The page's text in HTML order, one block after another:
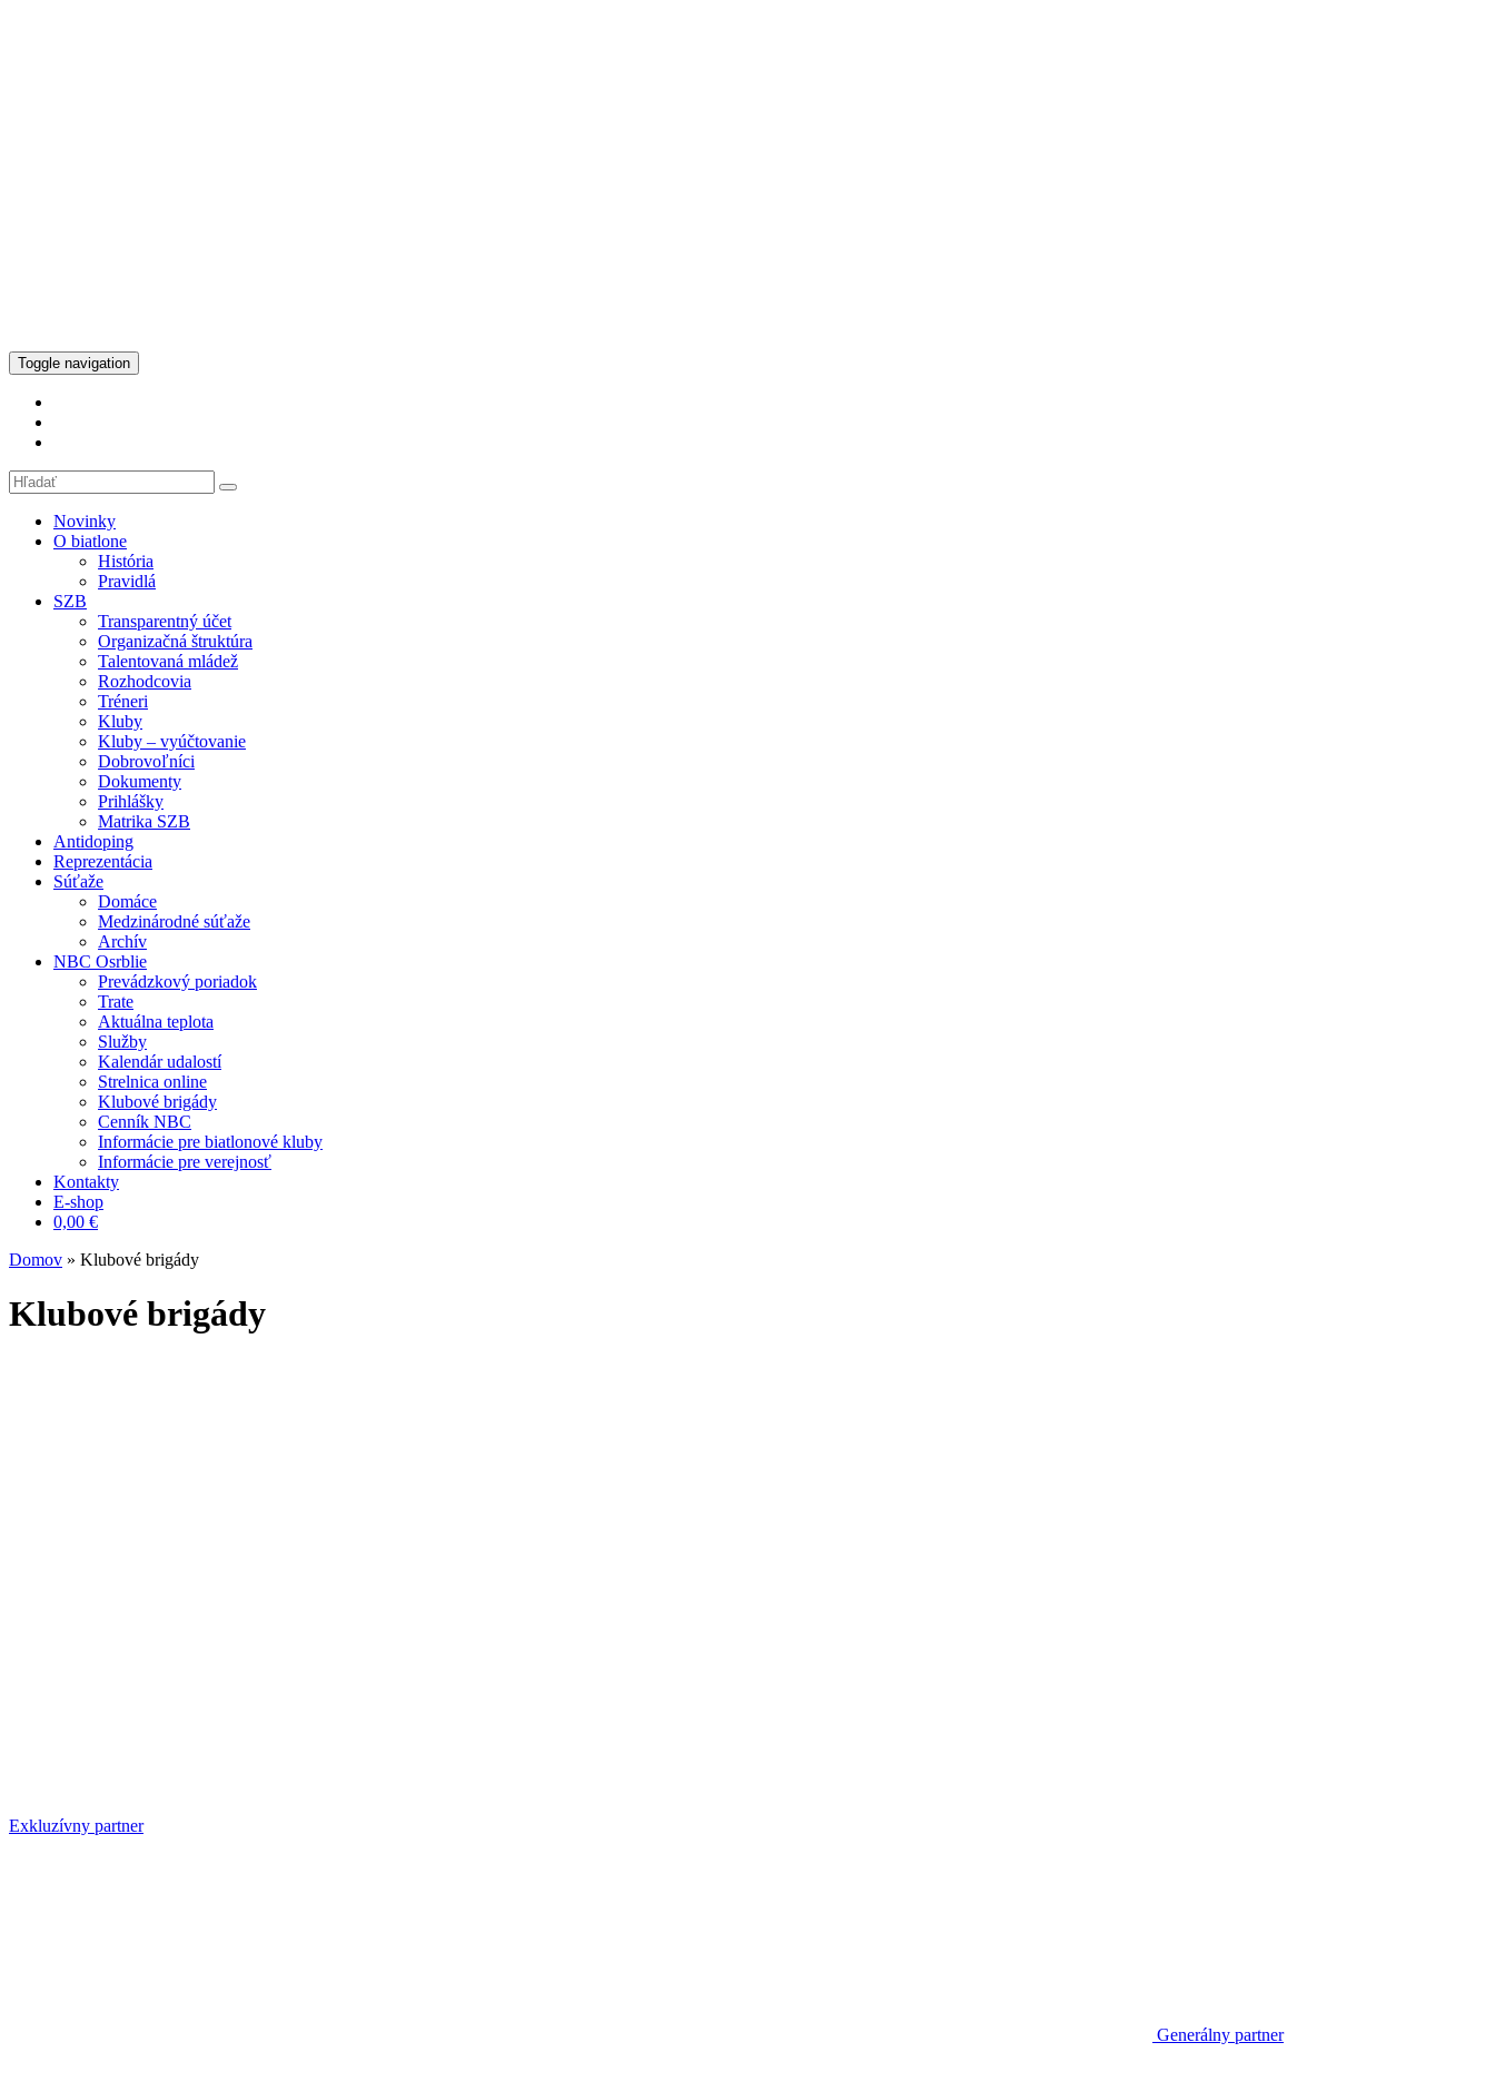
Toggle navigation
Novinky
O biatlone
História
Pravidlá
SZB
Transparentný účet
Organizačná štruktúra
Talentovaná mládež
Rozhodcovia
Tréneri
Kluby
Kluby – vyúčtovanie
Dobrovoľníci
Dokumenty
Prihlášky
Matrika SZB
Antidoping
Reprezentácia
Súťaže
Domáce
Medzinárodné súťaže
Archív
NBC Osrblie
Prevádzkový poriadok
Trate
Aktuálna teplota
Služby
Kalendár udalostí
Strelnica online
Klubové brigády
Cenník NBC
Informácie pre biatlonové kluby
Informácie pre verejnosť
Kontakty
E-shop
0,00 €
Domov » Klubové brigády
Klubové brigády
Exkluzívny partner
Generálny partner